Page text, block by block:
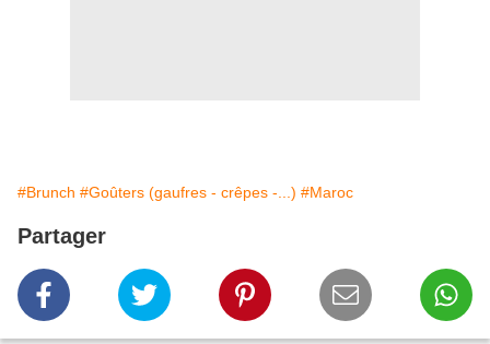
#Brunch #Goûters (gaufres - crêpes -...) #Maroc
Partager